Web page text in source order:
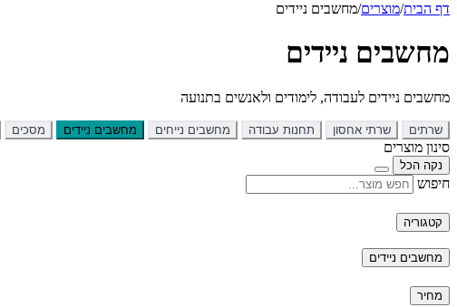
דף הבית/מוצרים/מחשבים ניידים
מחשבים ניידים
מחשבים ניידים לעבודה, לימודים ולאנשים בתנועה
שרתים שרתי אחסון תחנות עבודה מחשבים נייחים מחשבים ניידים מסכים
סינון מוצרים
נקה הכל
חיפוש
קטגוריה
מחשבים ניידים
מחיר